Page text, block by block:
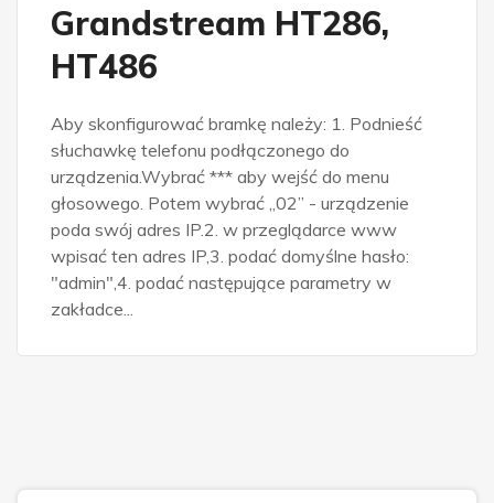
Grandstream HT286,
HT486
Aby skonfigurować bramkę należy: 1. Podnieść
słuchawkę telefonu podłączonego do
urządzenia.Wybrać *** aby wejść do menu
głosowego. Potem wybrać „02” - urządzenie
poda swój adres IP.2. w przeglądarce www
wpisać ten adres IP,3. podać domyślne hasło:
"admin",4. podać następujące parametry w
zakładce...